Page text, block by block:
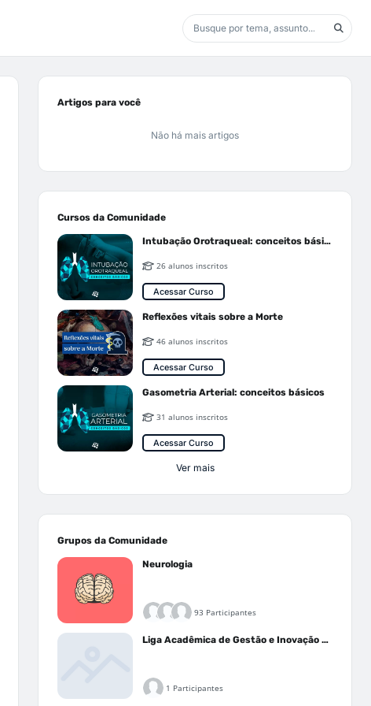
Artigos para você
Não há mais artigos
Cursos da Comunidade
Intubação Orotraqueal: conceitos básicos
26 alunos inscritos
Acessar Curso
Reflexões vitais sobre a Morte
46 alunos inscritos
Acessar Curso
Gasometria Arterial: conceitos básicos
31 alunos inscritos
Acessar Curso
Ver mais
Grupos da Comunidade
Neurologia
93 Participantes
Liga Acadêmica de Gestão e Inovação Médica - LAGIM
1 Participantes